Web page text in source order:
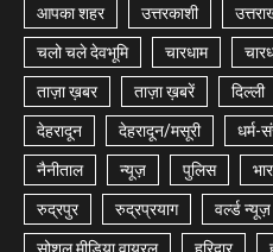
आपका शहर उत्तरकाशी
चलो चले देवभूमि चारधाम
ताज़ा ख़बर ताज़ा ख़बरें दिल्ली
देहरादून देहरादून/मसूरी धर्म-
नैनीताल न्यूज़ पुलिस
रुद्रपुर रुद्रप्रयाग वर्ल्ड न्यूज़